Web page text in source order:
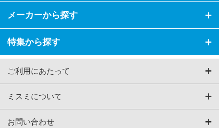
メーカーから探す
特集から探す
ご利用にあたって
ミスミについて
お問い合わせ